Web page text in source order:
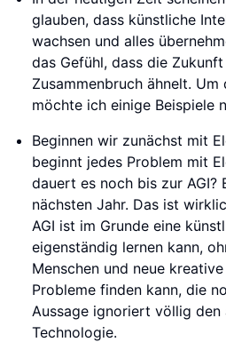
glauben, dass künstliche
wachsen und alles
das Gefühl, dass die
Zusammenbruch ähnelt.
möchte ich einige Beispiele
Beginnen wir zunächst mit
beginnt jedes Problem mit
dauert es noch bis zur AGI?
nächsten Jahr. Das ist
AGI ist im Grunde eine
eigenständig lernen kann,
Menschen und neue
Probleme finden kann, die
Aussage ignoriert völlig den
Technologie.